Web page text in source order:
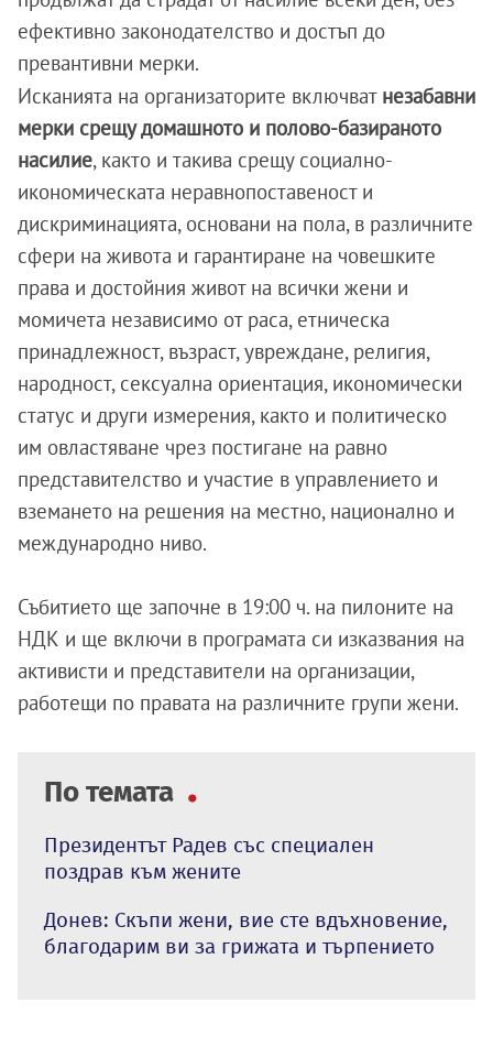
ефективно законодателство и достъп до
превантивни мерки.
Исканията на организаторите включват незабавни
мерки срещу домашното и полово-базираното
насилие, както и такива срещу социално-
икономическата неравнопоставеност и
дискриминацията, основани на пола, в различните
сфери на живота и гарантиране на човешките
права и достойния живот на всички жени и
момичета независимо от раса, етническа
принадлежност, възраст, увреждане, религия,
народност, сексуална ориентация, икономически
статус и други измерения, както и политическо
им овластяване чрез постигане на равно
представителство и участие в управлението и
вземането на решения на местно, национално и
международно ниво.
Събитието ще започне в 19:00 ч. на пилоните на
НДК и ще включи в програмата си изказвания на
активисти и представители на организации,
работещи по правата на различните групи жени.
По темата
Президентът Радев със специален
поздрав към жените
Донев: Скъпи жени, вие сте вдъхновение,
благодарим ви за грижата и търпението